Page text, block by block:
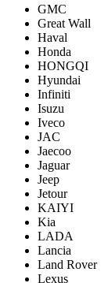
GMC
Great Wall
Haval
Honda
HONGQI
Hyundai
Infiniti
Isuzu
Iveco
JAC
Jaecoo
Jaguar
Jeep
Jetour
KAIYI
Kia
LADA
Lancia
Land Rover
Lexus